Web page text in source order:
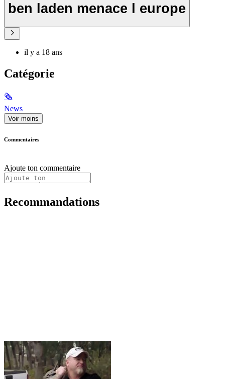
ben laden menace l europe
il y a 18 ans
Catégorie
🗞
News
Voir moins
Commentaires
Ajoute ton commentaire
Recommandations